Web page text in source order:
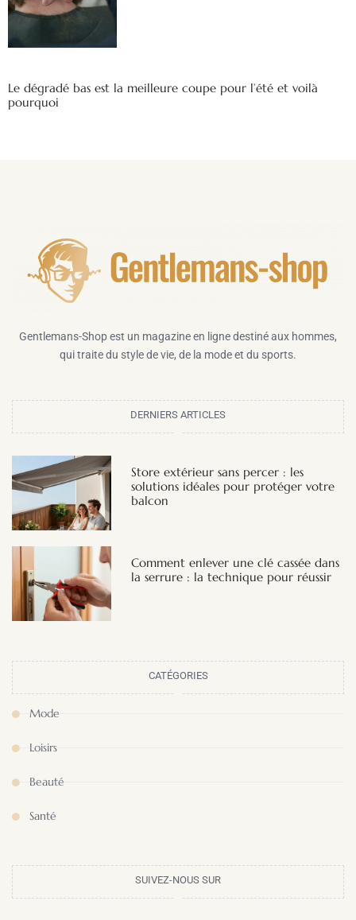
Le dégradé bas est la meilleure coupe pour l’été et voilà
pourquoi
Gentlemans-Shop est un magazine en ligne destiné aux hommes,
qui traite du style de vie, de la mode et du sports.
DERNIERS ARTICLES
Store extérieur sans percer : les
solutions idéales pour protéger votre
balcon
Comment enlever une clé cassée dans
la serrure : la technique pour réussir
CATÉGORIES
Mode
Loisirs
Beauté
Santé
SUIVEZ-NOUS SUR